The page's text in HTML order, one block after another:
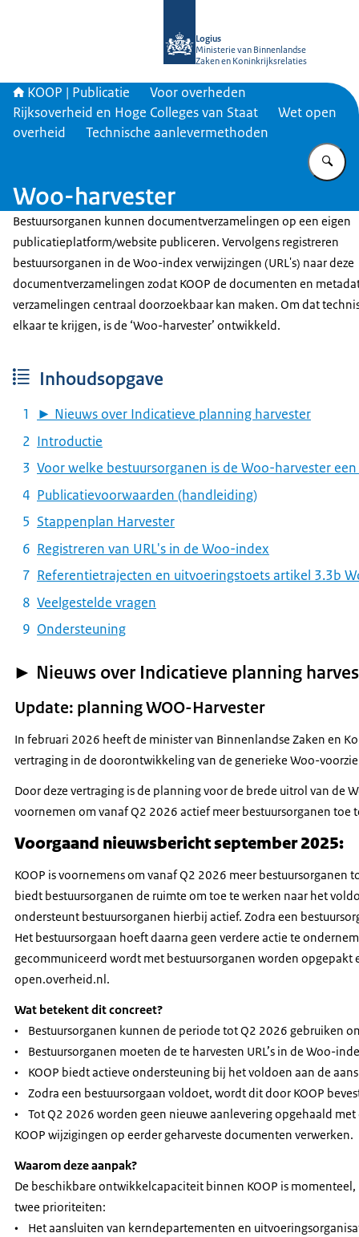
Logius
Ministerie van Binnenlandse
Zaken en Koninkrijksrelaties
KOOP | Publicatie
Voor overheden
Rijksoverheid en Hoge Colleges van Staat
Wet open
overheid
Technische aanlevermethoden
Woo-harvester
Bestuursorganen kunnen documentverzamelingen op een eigen
publicatieplatform/website publiceren. Vervolgens registreren
bestuursorganen in de Woo-index verwijzingen (URL's) naar deze
documentverzamelingen zodat KOOP de documenten en
verzamelingen centraal doorzoekbaar kan maken. Om dat
elkaar te krijgen, is de ‘Woo-harvester’ ontwikkeld.
Inhoudsopgave
► Nieuws over Indicatieve planning harvester
Introductie
Voor welke bestuursorganen is de Woo-harvester
Publicatievoorwaarden (handleiding)
Stappenplan Harvester
Registreren van URL's in de Woo-index
Referentietrajecten en uitvoeringstoets artikel 3.3b
Veelgestelde vragen
Ondersteuning
► Nieuws over Indicatieve planning
Update: planning WOO-Harvester
In februari 2026 heeft de minister van Binnenlandse Zaken en
vertraging in de doorontwikkeling van de generieke Woo-
Door deze vertraging is de planning voor de brede uitrol van de
voornemen om vanaf Q2 2026 actief meer bestuursorganen
Voorgaand nieuwsbericht september 2025:
KOOP is voornemens om vanaf Q2 2026 meer
biedt bestuursorganen de ruimte om toe te werken naar het
ondersteunt bestuursorganen hierbij actief. Zodra een
Het bestuursorgaan hoeft daarna geen verdere actie te
gecommuniceerd wordt met bestuursorganen worden
open.overheid.nl.
Wat betekent dit concreet?
• Bestuursorganen kunnen de periode tot Q2 2026 gebruiken
• Bestuursorganen moeten de te harvesten URL’s in de Woo-
• KOOP biedt actieve ondersteuning bij het voldoen aan de
• Zodra een bestuursorgaan voldoet, wordt dit door KOOP
• Tot Q2 2026 worden geen nieuwe aanlevering opgehaald
KOOP wijzigingen op eerder geharveste documenten verwerken.
Waarom deze aanpak?
De beschikbare ontwikkelcapaciteit binnen KOOP is
twee prioriteiten:
• Het aansluiten van kerndepartementen en